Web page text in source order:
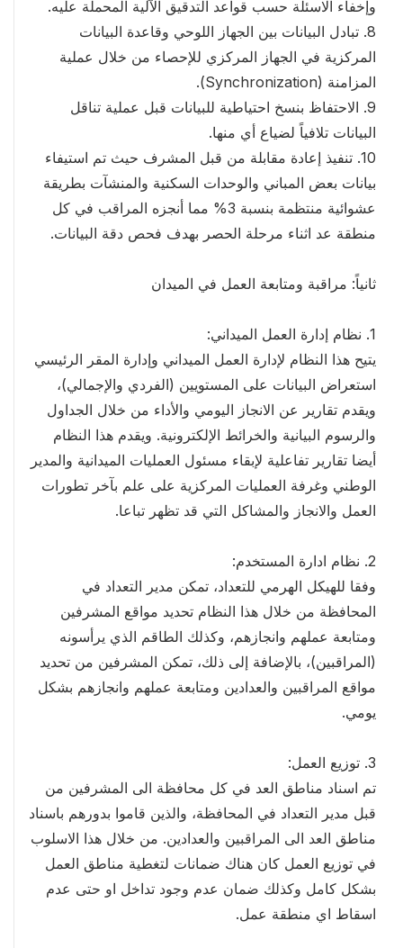
وإخفاء الاسئلة حسب قواعد التدقيق الآلية المحملة عليه.
8. تبادل البيانات بين الجهاز اللوحي وقاعدة البيانات
المركزية في الجهاز المركزي للإحصاء من خلال عملية
المزامنة (Synchronization).
9. الاحتفاظ بنسخ احتياطية للبيانات قبل عملية تناقل
البيانات تلافياً لضياع أي منها.
10. تنفيذ إعادة مقابلة من قبل المشرف حيث تم استيفاء
بيانات بعض المباني والوحدات السكنية والمنشآت بطريقة
عشوائية منتظمة بنسبة 3% مما أنجزه المراقب في كل
منطقة عد اثناء مرحلة الحصر بهدف فحص دقة البيانات.
ثانياً: مراقبة ومتابعة العمل في الميدان
1. نظام إدارة العمل الميداني:
يتيح هذا النظام لإدارة العمل الميداني وإدارة المقر الرئيسي
استعراض البيانات على المستويين (الفردي والإجمالي)،
ويقدم تقارير عن الانجاز اليومي والأداء من خلال الجداول
والرسوم البيانية والخرائط الإلكترونية. ويقدم هذا النظام
أيضا تقارير تفاعلية لإبقاء مسئول العمليات الميدانية والمدير
الوطني وغرفة العمليات المركزية على علم بآخر تطورات
العمل والانجاز والمشاكل التي قد تظهر تباعا.
2. نظام ادارة المستخدم:
وفقا للهيكل الهرمي للتعداد، تمكن مدير التعداد في
المحافظة من خلال هذا النظام تحديد مواقع المشرفين
ومتابعة عملهم وانجازهم، وكذلك الطاقم الذي يرأسونه
(المراقبين)، بالإضافة إلى ذلك، تمكن المشرفين من تحديد
مواقع المراقبين والعدادين ومتابعة عملهم وانجازهم بشكل
يومي.
3. توزيع العمل:
تم اسناد مناطق العد في كل محافظة الى المشرفين من
قبل مدير التعداد في المحافظة، والذين قاموا بدورهم باسناد
مناطق العد الى المراقبين والعدادين. من خلال هذا الاسلوب
في توزيع العمل كان هناك ضمانات لتغطية مناطق العمل
بشكل كامل وكذلك ضمان عدم وجود تداخل او حتى عدم
اسقاط اي منطقة عمل.